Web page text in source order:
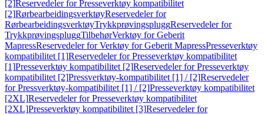
[2]Reservedeler for Presseverktøy kompatibilitet
[2]RørbearbeidingsverktøyReservedeler for
RørbearbeidingsverktøyTrykkprøvingspluggReservedeler for
TrykkprøvingspluggTilbehørVerktøy for Geberit
MapressReservedeler for Verktøy for Geberit MapressPresseverktøy
kompatibilitet [1]Reservedeler for Presseverktøy kompatibilitet
[1]Presseverktøy kompatibilitet [2]Reservedeler for Presseverktøy
kompatibilitet [2]Pressverktøy-kompatibilitet [1] / [2]Reservedeler
for Pressverktøy-kompatibilitet [1] / [2]Presseverktøy kompatibilitet
[2XL]Reservedeler for Presseverktøy kompatibilitet
[2XL]Presseverktøy kompatibilitet [3]Reservedeler for